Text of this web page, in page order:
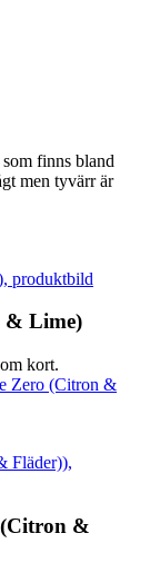
finns bland
men tyvärr är
& Lime)
kort.
Zero (Citron &
&